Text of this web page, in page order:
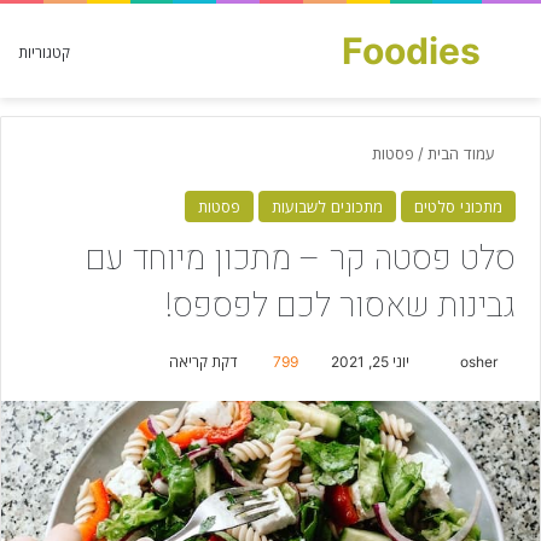
קטגוריות Foodies
חפש עבור
עמוד הבית / פסטות
מתכוני סלטים מתכונים לשבועות פסטות
סלט פסטה קר – מתכון מיוחד עם
גבינות שאסור לכם לפספס!
osher
n
d
a
n
e
יוני 25, 2021 799 דקת קריאה